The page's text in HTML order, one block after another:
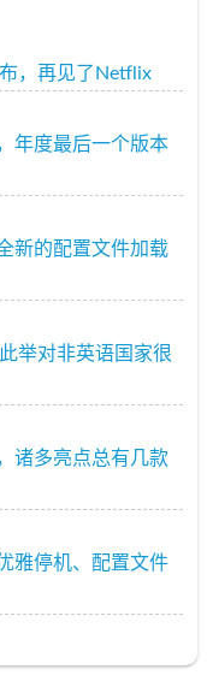
，再见了Netflix
年度最后一个版本
新的配置文件加载
举对非英语国家很
诸多亮点总有几款
雅停机、配置文件